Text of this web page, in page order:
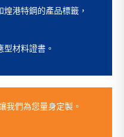
港特鋼的產品標籤，
材料證書。
我們為您量身定製。